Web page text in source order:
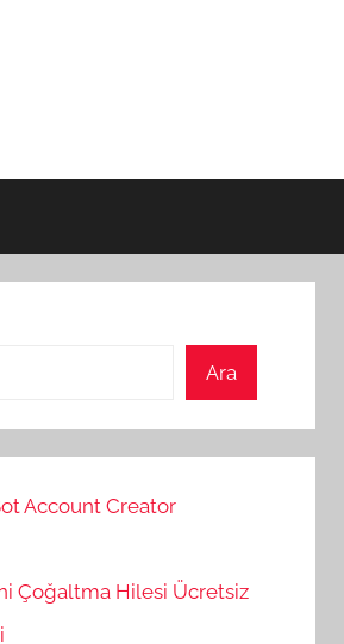
Ara
Account Creator
Çoğaltma Hilesi Ücretsiz